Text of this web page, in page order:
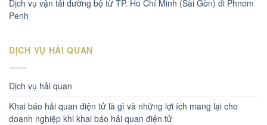
Dịch vụ vận tải đường bộ từ TP. Hồ Chí Minh (Sài Gòn) đi Phnom
Penh
DỊCH VỤ HẢI QUAN
Dịch vụ hải quan
Khai báo hải quan điện tử là gì và những lợi ích mang lại cho
doanh nghiệp khi khai báo hải quan điện tử